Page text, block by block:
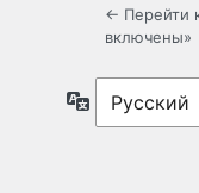
← Перейти
включены»
Язык